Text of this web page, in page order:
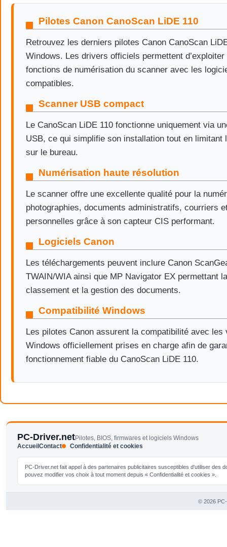
Pilotes Canon CanoScan LiDE 110
Retrouvez les derniers pilotes Canon CanoScan
Windows. Les drivers officiels permettent
fonctions de numérisation du scanner avec les
compatibles.
Scanner USB compact
Le CanoScan LiDE 110 fonctionne uniquement via
USB, ce qui simplifie son installation tout en limitant
sur le bureau.
Numérisation haute résolution
Le scanner offre une excellente qualité pour la
photographies, documents administratifs, courriers
personnelles grâce à son capteur CIS performant.
Logiciels Canon
Les téléchargements peuvent inclure Canon
TWAIN/WIA ainsi que MP Navigator EX permettant
classement et la gestion des documents.
Compatibilité Windows
Les pilotes Canon assurent la compatibilité avec les
Windows officiellement prises en charge afin de
fonctionnement fiable du CanoScan LiDE 110.
PC-Driver.netPilotes, BIOS, firmwares et logiciels Windows
Accueil Contact Confidentialité et cookies
PC-Driver.net fait appel à des partenaires publicitaires susceptibles d'utiliser
pouvez modifier vos choix à tout moment depuis « Confidentialité et cookies ».
© 2026